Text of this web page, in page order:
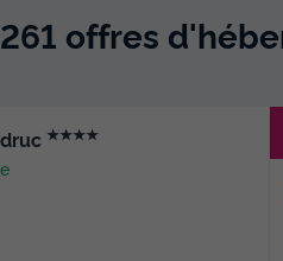
offres
★★★★